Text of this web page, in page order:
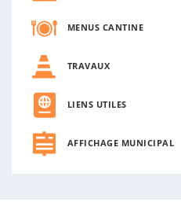
MENUS CANTINE
TRAVAUX
LIENS UTILES
AFFICHAGE MUNICIPAL